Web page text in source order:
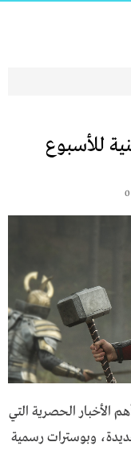
للأسبوع
0
الأخبار الحصرية التي
وبوسترات رسمية